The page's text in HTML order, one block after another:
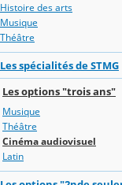
Histoire des arts
Musique
Théâtre
Les spécialités de STMG
Les options "trois ans"
Musique
Théâtre
Cinéma audiovisuel
Latin